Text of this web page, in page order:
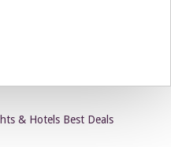
& Hotels Best Deals